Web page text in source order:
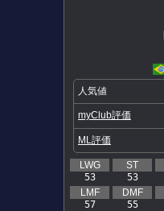
人気値
myClub評価
ML評価
LWG
53
ST
53
LMF
57
DMF
55